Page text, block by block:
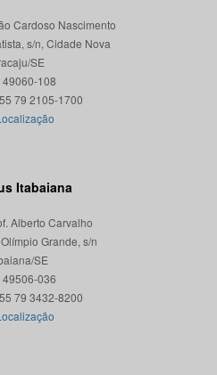
Cardoso Nascimento
s/n, Cidade Nova
SE
49060-108
Itabaiana
Alberto Carvalho
Grande, s/n
SE
49506-036